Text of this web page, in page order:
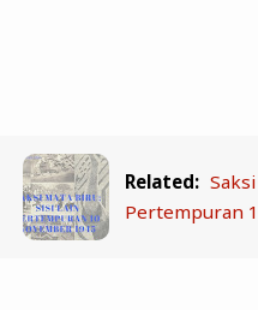
Related:
Pertempuran